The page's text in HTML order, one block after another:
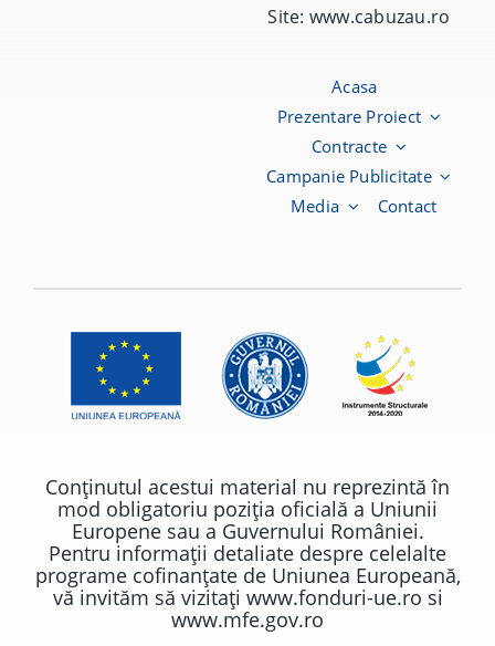
Site: www.cabuzau.ro
Acasa
Prezentare Proiect
Contracte
Campanie Publicitate
Media
Contact
Conţinutul acestui material nu reprezintă în
mod obligatoriu poziţia oficială a Uniunii
Europene sau a Guvernului României.
Pentru informaţii detaliate despre celelalte
programe cofinanţate de Uniunea Europeană,
vă invităm să vizitaţi www.fonduri-ue.ro si
www.mfe.gov.ro